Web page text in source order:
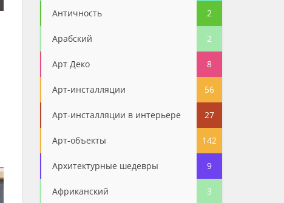
Античность 2
Арабский 2
Арт Деко 8
Арт-инсталляции 56
Арт-инсталляции в интерьере 27
Арт-объекты 142
Архитектурные шедевры 9
Африканский 3